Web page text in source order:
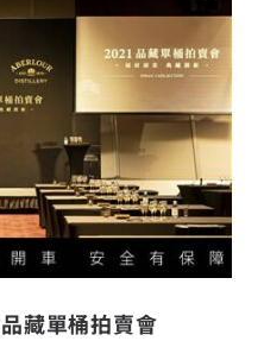
品藏單桶拍賣會